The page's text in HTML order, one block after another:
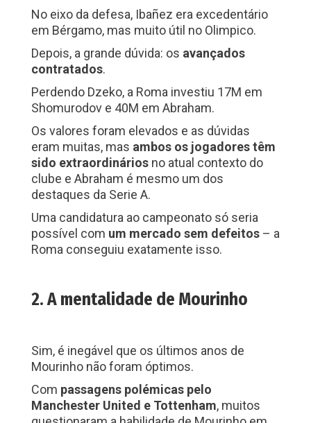
No eixo da defesa, Ibañez era excedentário
em Bérgamo, mas muito útil no Olimpico.
Depois, a grande dúvida: os avançados
contratados.
Perdendo Dzeko, a Roma investiu 17M em
Shomurodov e 40M em Abraham.
Os valores foram elevados e as dúvidas
eram muitas, mas ambos os jogadores têm
sido extraordináriosno atual contexto do
clube e Abraham é mesmo um dos
destaques da Serie A.
Uma candidatura ao campeonato só seria
possível com um mercado sem defeitos– a
Roma conseguiu exatamente isso.
2. A mentalidade de Mourinho
Sim, é inegável que os últimos anos de
Mourinho não foram óptimos.
Com passagens polémicas pelo
Manchester United e Tottenham, muitos